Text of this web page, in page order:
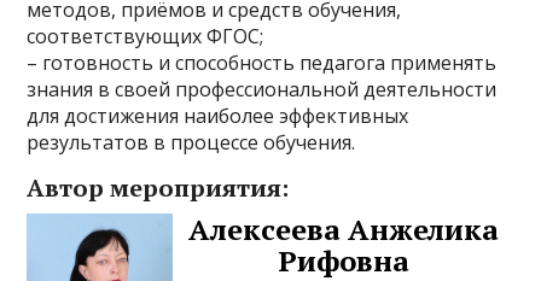
методов, приёмов и средств обучения,
соответствующих ФГОС;
– готовность и способность педагога применять
знания в своей профессиональной деятельности
для достижения наиболее эффективных
результатов в процессе обучения.
Автор мероприятия:
Алексеева Анжелика
Рифовна